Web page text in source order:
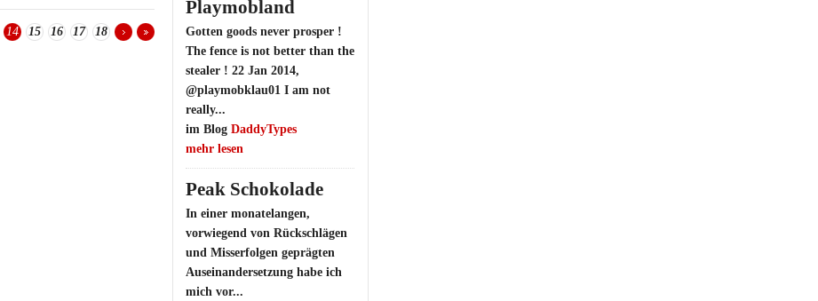
14 15 16 17 18
Playmobland
Gotten goods never prosper !
The fence is not better than the
stealer ! 22 Jan 2014,
@playmobklau01 I am not
really...
im Blog DaddyTypes
mehr lesen
Peak Schokolade
In einer monatelangen,
vorwiegend von Rückschlägen
und Misserfolgen geprägten
Auseinandersetzung habe ich
mich vor...